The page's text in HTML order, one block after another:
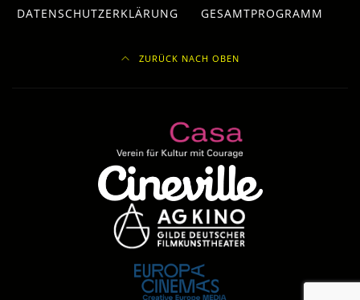
DATENSCHUTZERKLÄRUNG
GESAMTPROGRAMM
ZURÜCK NACH OBEN